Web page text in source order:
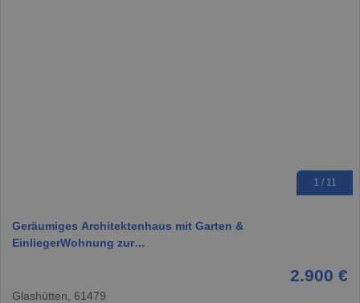
1 / 11
Geräumiges Architektenhaus mit Garten &
EinliegerWohnung zur…
2.900 €
Glashütten, 61479